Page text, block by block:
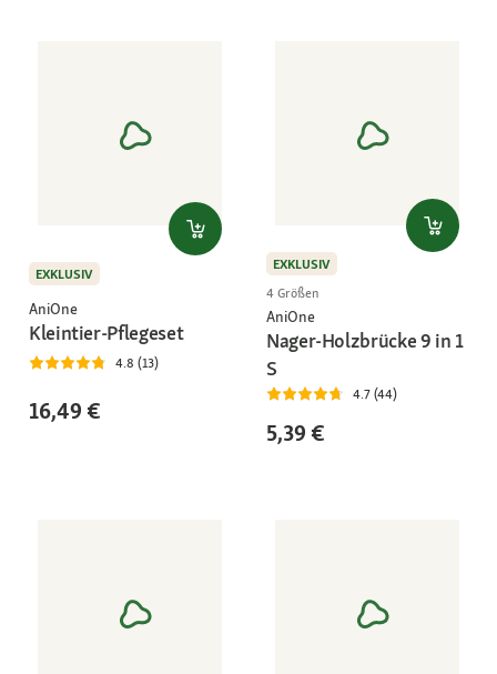
EXKLUSIV
AniOne
Kleintier-Pflegeset
4.8 (13)
16,49 €
EXKLUSIV
4 Größen
AniOne
Nager-Holzbrücke 9 in 1
S
4.7 (44)
5,39 €